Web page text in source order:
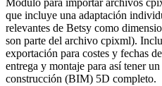
Módulo para importar archivos
que incluye una adaptación
relevantes de Betsy como
son parte del archivo cpixml).
exportación para costes y fechas
entrega y montaje para así tener
construcción (BIM) 5D completo.